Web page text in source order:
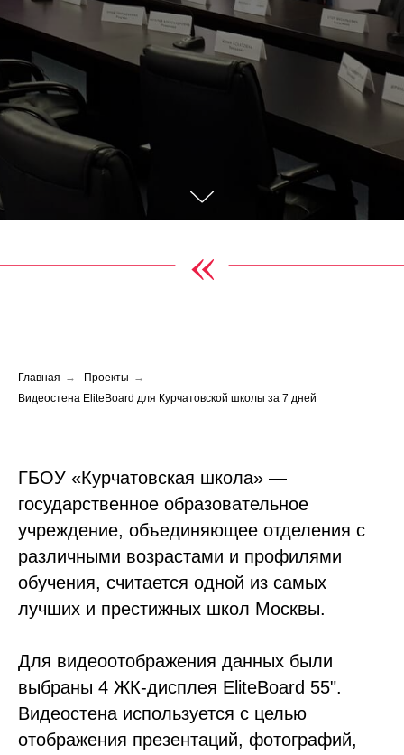
«
Главная → Проекты →
Видеостена EliteBoard для Курчатовской школы за 7 дней
ГБОУ «Курчатовская школа» —
государственное образовательное
учреждение, объединяющее отделения с
различными возрастами и профилями
обучения, считается одной из самых
лучших и престижных школ Москвы.
Для видеоотображения данных были
выбраны 4 ЖК-дисплея EliteBoard 55".
Видеостена используется с целью
отображения презентаций, фотографий,